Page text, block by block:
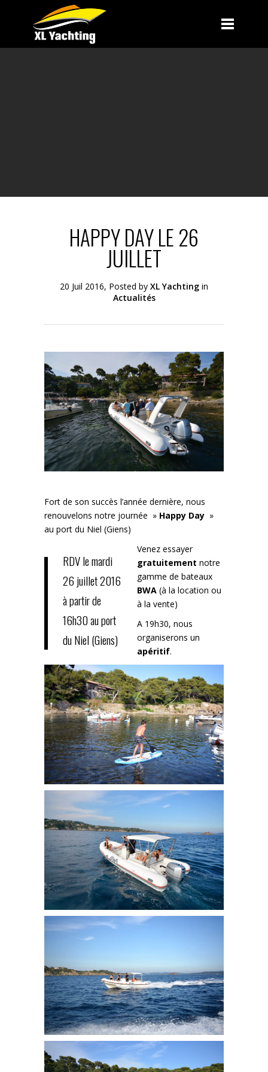
HAPPY DAY LE 26
JUILLET
20 Juil 2016, Posted by XL Yachting in
Actualités
Fort de son succès l’année dernière, nous
renouvelons notre journée » Happy Day »
au port du Niel (Giens)
RDV le mardi
26 juillet 2016
à partir de
16h30 au port
du Niel (Giens)
Venez essayer
gratuitement notre
gamme de bateaux
BWA (à la location ou
à la vente)
A 19h30, nous
organiserons un
apéritif.